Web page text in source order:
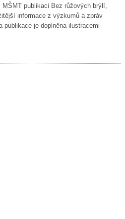
MŠMT publikaci Bez růžových brýlí,
informace z výzkumů a zpráv
je doplněna ilustracemi